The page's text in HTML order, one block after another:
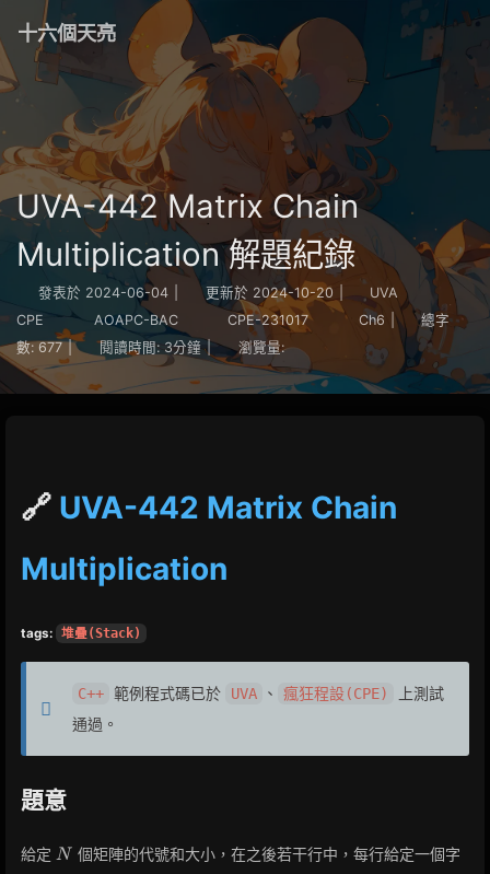
十六個天亮
UVA-442 Matrix Chain
Multiplication 解題紀錄
發表於 2024-06-04 更新於 2024-10-20
UVA
CPE
AOAPC-BAC CPE-231017 Ch6
總字
數: 677 | 閱讀時間: 3分鐘 | 瀏覽量:
🔗 UVA-442 Matrix Chain
Multiplication
tags: 堆疊(Stack)
C++ 範例程式碼已於 UVA 、 瘋狂程設(CPE)
上測試
通過。
題意
給定 N
N 個矩陣的代號和大小，在之後若干行中，每行給定一個字